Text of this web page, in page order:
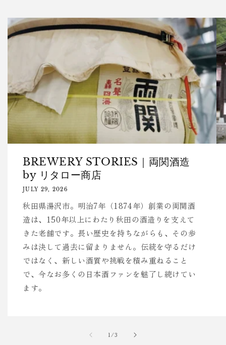
BREWERY STORIES｜両関酒造
by リタロー商店
JULY 29, 2026
秋田県湯沢市。明治7年（1874年）創業の両関酒
造は、150年以上にわたり秋田の酒造りを支えて
きた老舗です。長い歴史を持ちながらも、その歩
みは決して過去に留まりません。伝統を守るだけ
ではなく、新しい酒質や挑戦を積み重ねること
で、今なお多くの日本酒ファンを魅了し続けてい
ます。
1/of3